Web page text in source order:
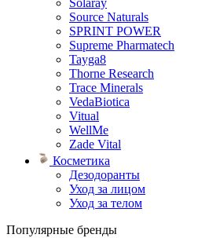
Solaray
Source Naturals
SPRINT POWER
Supreme Pharmatech
Tayga8
Thorne Research
Trace Minerals
VedaBiotica
Vitual
WellMe
Zade Vital
Косметика
Дезодоранты
Уход за лицом
Уход за телом
Популярные бренды